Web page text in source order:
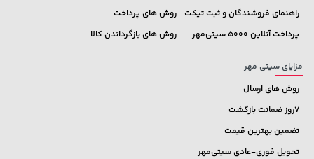
راهنمای فروشندگان و ثبت تیکت
پرداخت آنلاین 5000 سیتی‌مهر
روش های پرداخت
روش های بازگرداندن کالا
مزایای سیتی مهر
روش های ارسال
7روز ضمانت بازگشت
تضمین بهترین قیمت
تحویل فوری-عادی سیتی‌مهر